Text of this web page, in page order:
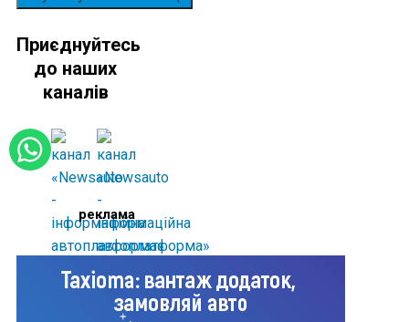
Приєднуйтесь
до наших
каналів
реклама